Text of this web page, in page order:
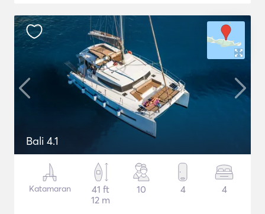
Bali 4.1
Katamaran
41 ft
12 m
10 4 4